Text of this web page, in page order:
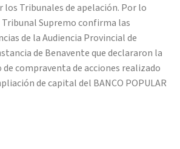
los Tribunales de apelación. Por lo
Supremo confirma las
de la Audiencia Provincial de
de Benavente que declararon la
compraventa de acciones realizado
de capital del BANCO POPULAR